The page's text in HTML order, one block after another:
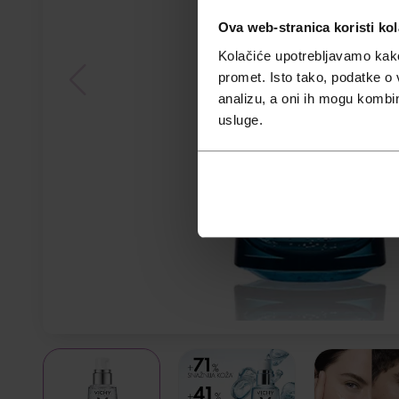
Ova web-stranica koristi
Kolačiće upotrebljavamo
promet. Isto tako, podatke
analizu, a oni ih mogu
usluge.